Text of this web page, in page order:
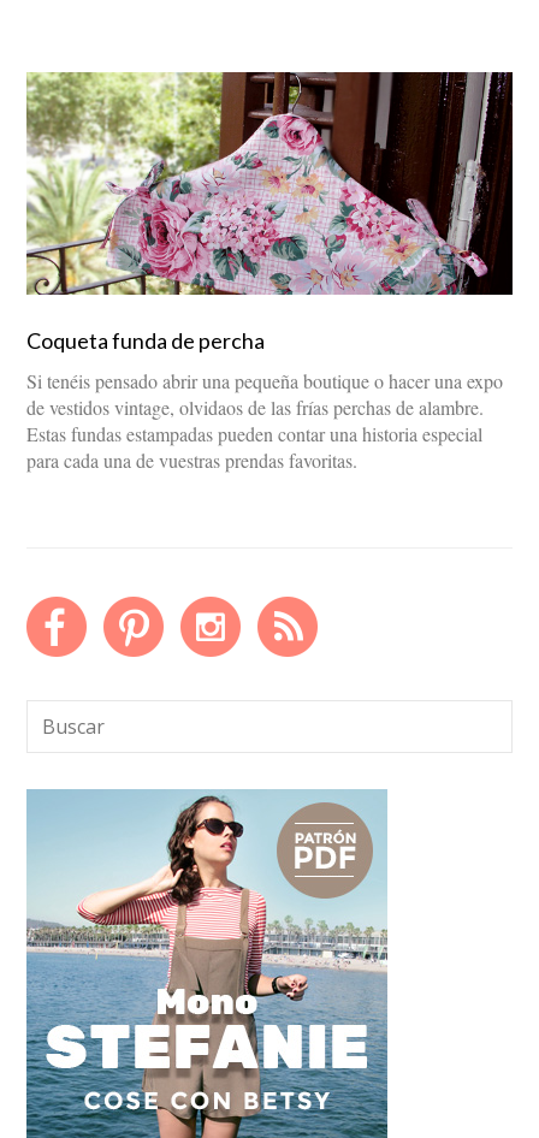
Coqueta funda de percha
Si tenéis pensado abrir una pequeña boutique o hacer una expo
de vestidos vintage, olvidaos de las frías perchas de alambre.
Estas fundas estampadas pueden contar una historia especial
para cada una de vuestras prendas favoritas.